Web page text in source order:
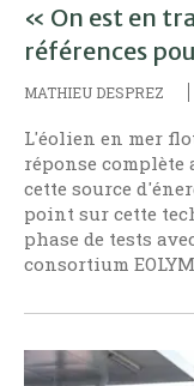
« On est en
références
MATHIEU DESPREZ
L'éolien en mer
réponse complète
cette source
point sur cette
phase de tests
consortium